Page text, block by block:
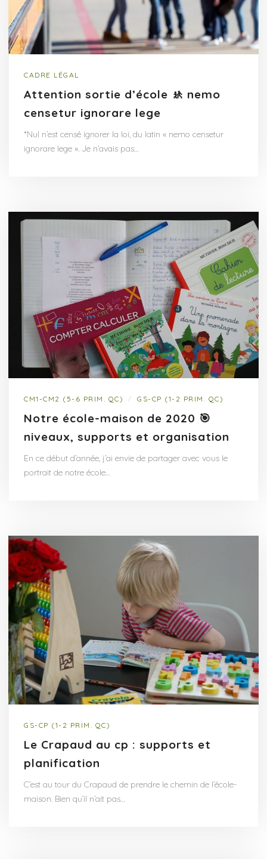
CADRE LÉGAL
Attention sortie d’école 🚸 nemo
censetur ignorare lege
*Nul n’est censé ignorer la loi, du latin « nemo censetur
ignorare lege ». Je n’avais pas…
CM1-CM2 (5-6 PRIM. QC) / GS-CP (1-2 PRIM. QC)
Notre école-maison de 2020 🎯
niveaux, supports et organisation
En ce début d’année, j’ai envie de partager avec vous le
portrait de notre école…
GS-CP (1-2 PRIM. QC)
Le Crapaud au cp : supports et
planification
C’est au tour du Crapaud de prendre le chemin de l’école-
maison. Bien qu’il n’ait pas…